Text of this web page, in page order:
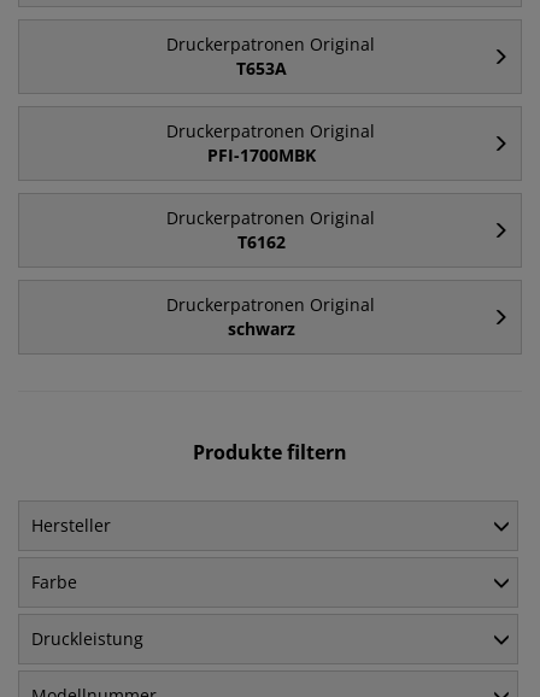
Druckerpatronen Original
T653A
Druckerpatronen Original
PFI-1700MBK
Druckerpatronen Original
T6162
Druckerpatronen Original
schwarz
Produkte filtern
Hersteller
Farbe
Druckleistung